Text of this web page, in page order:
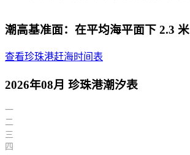
潮高基准面：在平均海平面下 2.3 米
查看珍珠港赶海时间表
2026年08月 珍珠港潮汐表
一
二
三
四